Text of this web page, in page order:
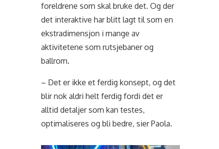
foreldrene som skal bruke det. Og der
det interaktive har blitt lagt til som en
ekstradimensjon i mange av
aktivitetene som rutsjebaner og
ballrom.
– Det er ikke et ferdig konsept, og det
blir nok aldri helt ferdig fordi det er
alltid detaljer som kan testes,
optimaliseres og bli bedre, sier Paola.